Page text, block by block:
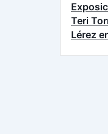
Teri
Lérez